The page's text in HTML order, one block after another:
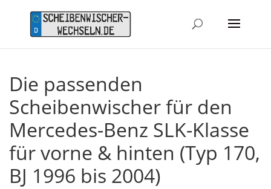
Die passenden
Scheibenwischer für den
Mercedes-Benz SLK-Klasse
für vorne & hinten (Typ 170,
BJ 1996 bis 2004)